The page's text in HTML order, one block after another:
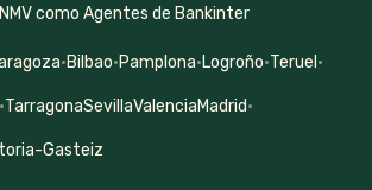
como Agentes de Bankinter
·Bilbao·Pamplona·Logroño·Teruel ·
·TarragonaSevillaValenciaMadrid·
Gasteiz